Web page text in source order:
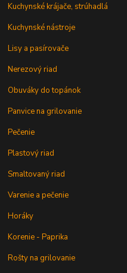
Kuchynské krájače, strúhadlá
Kuchynské nástroje
Lisy a pasírovače
Nerezový riad
Obuváky do topánok
Panvice na grilovanie
Pečenie
Plastový riad
Smaltovaný riad
Varenie a pečenie
Horáky
Korenie - Paprika
Rošty na grilovanie